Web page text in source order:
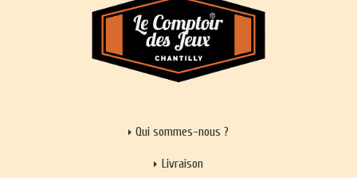
Qui sommes-nous ?
Livraison